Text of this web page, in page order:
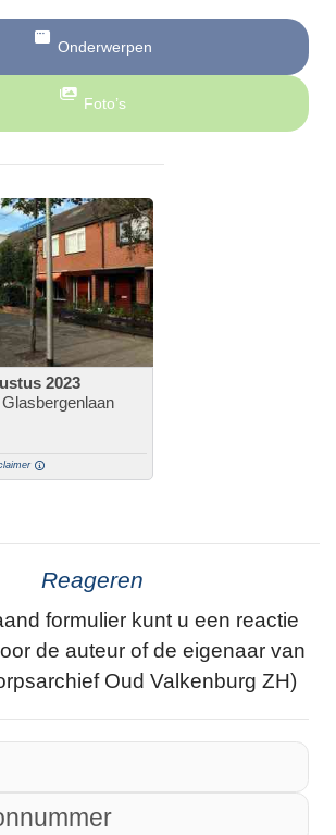
Onderwerpen
Foto’s
2023
Reageren
formulier kunt u een reactie
de auteur of de eigenaar van
Oud Valkenburg ZH)